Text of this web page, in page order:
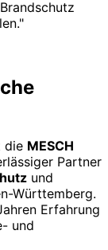
die MESCH
Partner
und
Württemberg.
Erfahrung
und